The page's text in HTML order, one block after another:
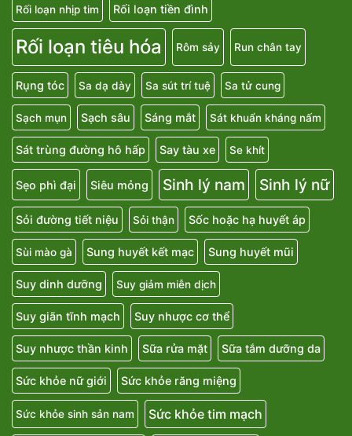
Rối loạn nhịp tim Rối loạn tiền đình
Rối loạn tiêu hóa Rôm sảy Run chân tay
Rụng tóc Sa dạ dày Sa sút trí tuệ Sa tử cung
Sạch mụn Sạch sâu Sáng mắt Sát khuẩn kháng nấm
Sát trùng đường hô hấp Say tàu xe Se khít
Sẹo phì đại Siêu mỏng Sinh lý nam Sinh lý nữ
Sỏi đường tiết niệu Sỏi thận Sốc hoặc hạ huyết áp
Sùi mào gà Sung huyết kết mạc Sung huyết mũi
Suy dinh dưỡng Suy giảm miễn dịch
Suy giãn tĩnh mạch Suy nhược cơ thể
Suy nhược thần kinh Sữa rửa mặt Sữa tắm dưỡng da
Sức khỏe nữ giới Sức khỏe răng miệng
Sức khỏe sinh sản nam Sức khỏe tim mạch